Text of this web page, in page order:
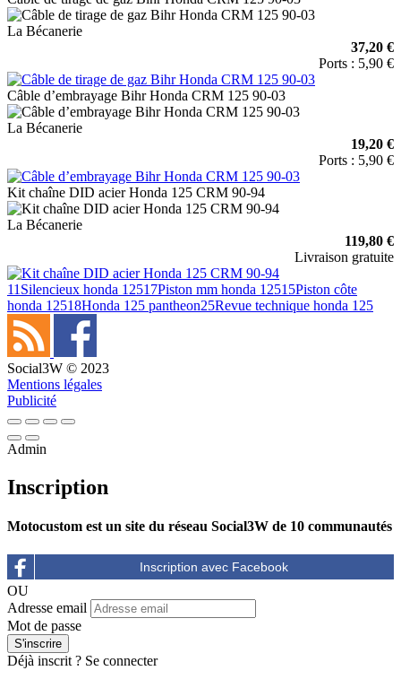
La Bécanerie
37,20 €
Ports : 5,90 €
Câble d’embrayage Bihr Honda CRM 125 90-03
La Bécanerie
19,20 €
Ports : 5,90 €
Kit chaîne DID acier Honda 125 CRM 90-94
La Bécanerie
119,80 €
Livraison gratuite
11 Silencieux honda 12517Piston mm honda 12515Piston côte
honda 12518Honda 125 pantheon25Revue technique honda 125
Social3W © 2023
Mentions légales
Publicité
Admin
Inscription
Motocustom est un site du réseau Social3W de 10 communautés
OU
Adresse email
Mot de passe
Déjà inscrit ? Se connecter